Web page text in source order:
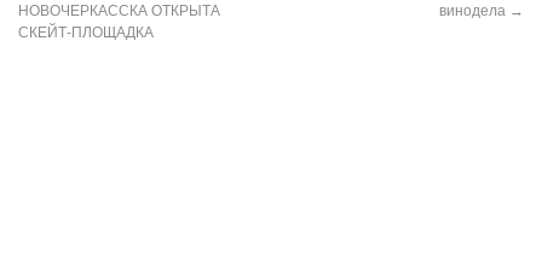
НОВОЧЕРКАССКА ОТКРЫТА
СКЕЙТ-ПЛОЩАДКА
винодела →